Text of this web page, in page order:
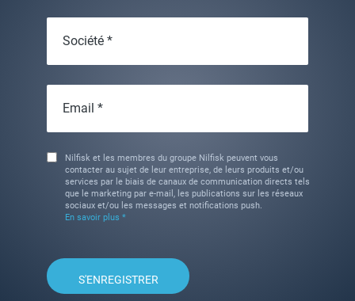
Société *
Email *
Nilfisk et les membres du groupe Nilfisk peuvent vous
contacter au sujet de leur entreprise, de leurs produits et/ou
services par le biais de canaux de communication directs tels
que le marketing par e-mail, les publications sur les réseaux
sociaux et/ou les messages et notifications push.
En savoir plus *
S'ENREGISTRER